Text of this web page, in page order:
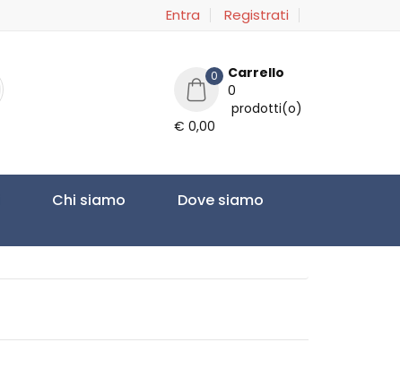
Entra Registrati
0
Carrello
0
prodotti(o)
€ 0,00
Chi siamo Dove siamo